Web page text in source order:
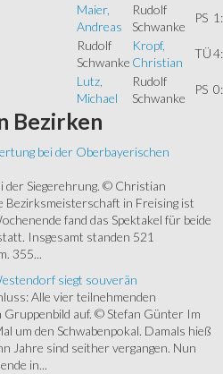
Maier,
Andreas
Rudolf
Schwanke
PS
Rudolf
Schwanke
Kropf,
Christian
TÜ
Lutz,
Michael
Rudolf
Schwanke
PS
Bezirken
bei der Oberbayerischen
der Siegerehrung. © Christian
Bezirksmeisterschaft in Freising ist
fand das Spektakel für beide
Insgesamt standen 521
355...
siegt souverän
Alle vier teilnehmenden
auf. © Stefan Günter Im
um den Schwabenpokal. Damals hieß
Jahre sind seither vergangen. Nun
in...